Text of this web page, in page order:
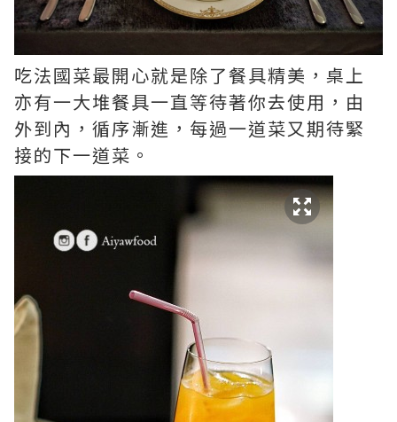
吃法國菜最開心就是除了餐具精美，桌上
亦有一大堆餐具一直等待著你去使用，由
外到內，循序漸進，每過一道菜又期待緊
接的下一道菜。